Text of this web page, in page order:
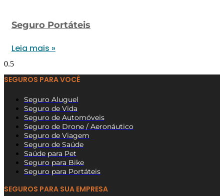
Seguro Portáteis
Leia mais »
SEGUROS PARA VOCÊ
Seguro Aluguel
Seguro de Vida
Seguro de Automóveis
Seguro de Drone / Aeronáutico
Seguro de Viagem
Seguro de Saúde
Saúde para Pet
Seguro para Bike
Seguro para Portáteis
SEGUROS PARA SUA EMPRESA